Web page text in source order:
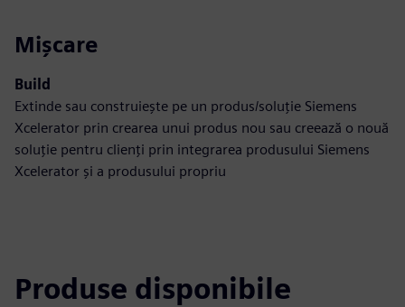
Mișcare
Build
Extinde sau construiește pe un produs/soluție Siemens
Xcelerator prin crearea unui produs nou sau creează o nouă
soluție pentru clienți prin integrarea produsului Siemens
Xcelerator și a produsului propriu
Produse disponibile